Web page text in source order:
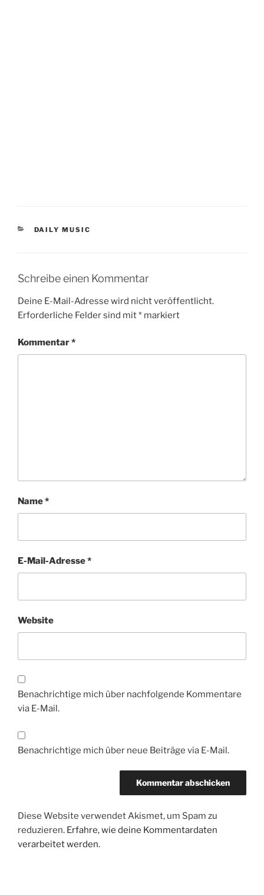
KATEGORIEN
DAILY MUSIC
Schreibe einen Kommentar
Deine E-Mail-Adresse wird nicht veröffentlicht.
Erforderliche Felder sind mit* markiert
Kommentar*
Name*
E-Mail-Adresse*
Website
Benachrichtige mich über nachfolgende Kommentare
via E-Mail.
Benachrichtige mich über neue Beiträge via E-Mail.
Diese Website verwendet Akismet, um Spam zu
reduzieren. Erfahre, wie deine Kommentardaten
verarbeitet werden.